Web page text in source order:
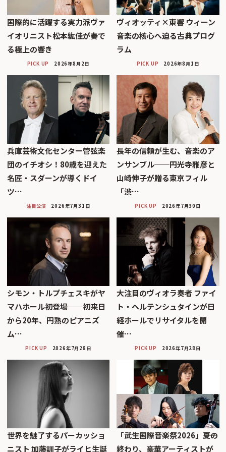
国際的に活躍する実力派ヴァ
イオリニスト松本紘佳が奏で
る極上の響き
PICK UP 2026年8月2日
ヴィオッティ×東響 ウィーン
音楽の核心へ迫る古典プログ
ラム
PICK UP 2026年8月1日
兵庫芸術文化センター管弦楽
団のイチオシ！80歳を迎えた
名匠・スダーンが導くドイ
ツ…
注目公演 2026年7月31日
長年の信頼が生む、音楽のア
ンサンブル──円光寺雅彦と
山崎伸子が贈る東京フィル
「渋…
PICK UP 2026年7月30日
シモン・トルプチェスキがヤ
マハホール初登場──初来日
から20年、円熟のピアニズ
ム…
PICK UP 2026年7月28日
大注目のヴィオラ奏者 ファイ
ト・ヘルテンシュタインが日
経ホールでリサイタルを開
催…
PICK UP 2026年7月28日
世界を魅了するパーカッショ
ニスト 加藤訓子がライヒ生誕
「武生国際音楽祭2026」――夏の
終わり、豪華アーティストが